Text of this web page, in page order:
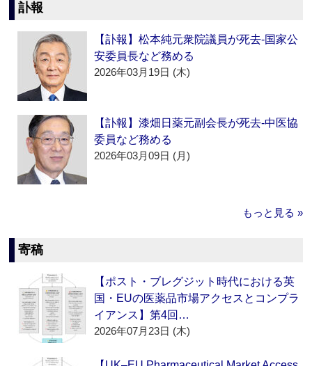
訃報
【訃報】松本純元衆院議員が死去‐国家公
安委員長など務める
2026年03月19日 (木)
【訃報】漆畑日薬元副会長が死去‐中医協
委員など務める
2026年03月09日 (月)
もっと見る »
寄稿
【ポスト・ブレグジット時代における英
国・EUの医薬品市場アクセスとコンプラ
イアンス】第4回…
2026年07月23日 (木)